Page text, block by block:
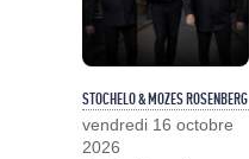
STOCHELO & MOZES ROSENBERG
vendredi 16 octobre
2026